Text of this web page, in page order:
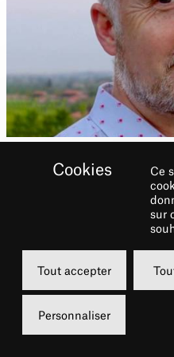
Biographie
Formé à Warwick,
School de Bristol,
habitué des grandes
Ce
sur
Tout accepter
Personnaliser